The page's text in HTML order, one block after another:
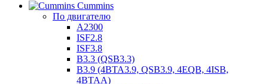
Cummins
По двигателю
A2300
ISF2.8
ISF3.8
B3.3 (QSB3.3)
B3.9 (4BTA3.9, QSB3.9, 4EQB, 4ISB,
4BTAA)